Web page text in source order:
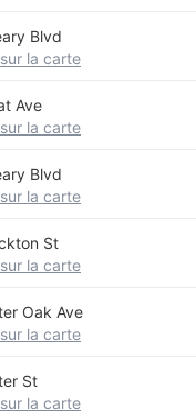
Blvd
la carte
Ave
la carte
Blvd
la carte
St
la carte
Oak Ave
la carte
St
la carte